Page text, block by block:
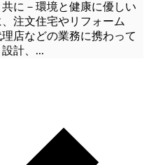
に－環境と健康に優しい
注文住宅やリフォーム
店などの業務に携わって
計、 ...